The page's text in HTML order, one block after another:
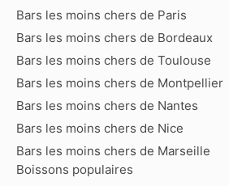
Bars les moins chers de Paris
Bars les moins chers de Bordeaux
Bars les moins chers de Toulouse
Bars les moins chers de Montpellier
Bars les moins chers de Nantes
Bars les moins chers de Nice
Bars les moins chers de Marseille
Boissons populaires